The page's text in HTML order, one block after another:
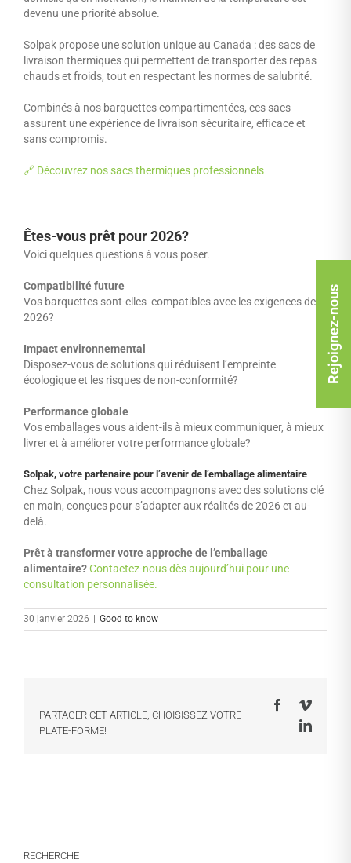
devenu une priorité absolue.
Solpak propose une solution unique au Canada : des sacs de
livraison thermiques qui permettent de transporter des repas
chauds et froids, tout en respectant les normes de salubrité.
Combinés à nos barquettes compartimentées, ces sacs
assurent une expérience de livraison sécuritaire, efficace et
sans compromis.
🔗 Découvrez nos sacs thermiques professionnels
Êtes-vous prêt pour 2026?
Voici quelques questions à vous poser.
Compatibilité future
Vos barquettes sont-elles compatibles avec les exigences de
2026?
Impact environnemental
Disposez-vous de solutions qui réduisent l’empreinte
écologique et les risques de non-conformité?
Performance globale
Vos emballages vous aident-ils à mieux communiquer, à mieux
livrer et à améliorer votre performance globale?
Solpak, votre partenaire pour l’avenir de l’emballage alimentaire
Chez Solpak, nous vous accompagnons avec des solutions clé
en main, conçues pour s’adapter aux réalités de 2026 et au-
delà.
Prêt à transformer votre approche de l’emballage
alimentaire?Contactez-nous dès aujourd’hui pour une
consultation personnalisée.
30 janvier 2026 | Good to know
PARTAGER CET ARTICLE, CHOISISSEZ VOTRE
PLATE-FORME!
FacebookVimeo
RECHERCHE
Rejoignez-nous